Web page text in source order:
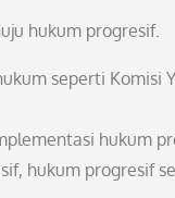
hukum progresif.
seperti Komisi
hukum
hukum progresif